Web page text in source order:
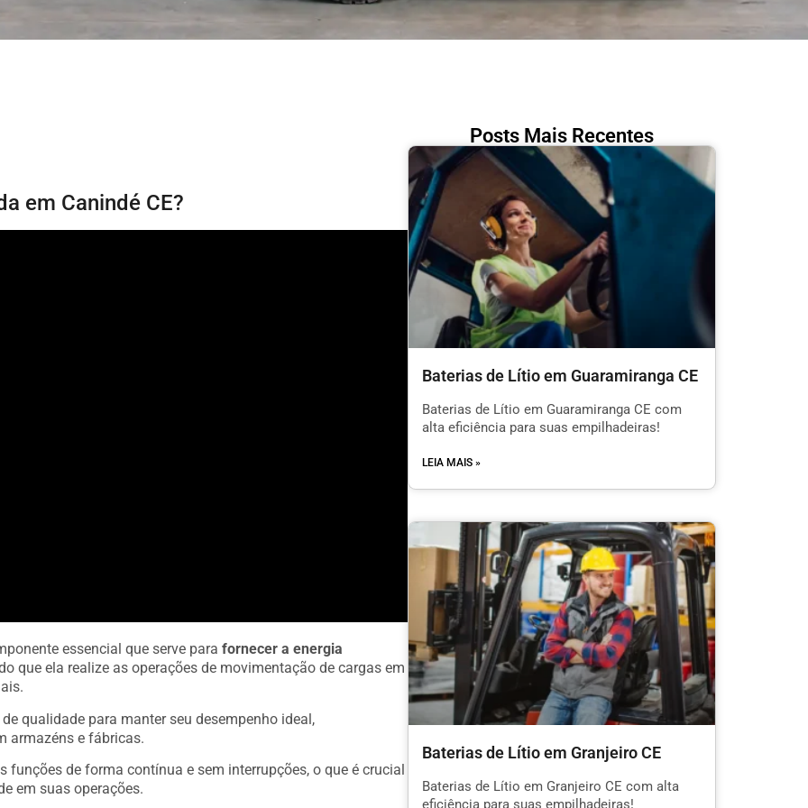
em Canindé CE?
essencial que serve para fornecer a energia
que ela realize as operações de movimentação de cargas em
qualidade para manter seu desempenho ideal,
armazéns e fábricas.
de forma contínua e sem interrupções, o que é crucial
em suas operações.
Posts Mais Recentes
Baterias de Lítio em Guaramiranga CE
Baterias de Lítio em Guaramiranga CE com
alta eficiência para suas empilhadeiras!
LEIA MAIS »
Baterias de Lítio em Granjeiro CE
Baterias de Lítio em Granjeiro CE com alta
eficiência para suas empilhadeiras!